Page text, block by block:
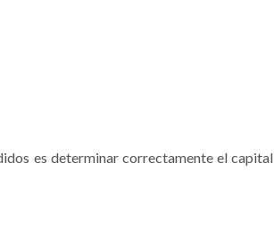
es determinar correctamente el capital